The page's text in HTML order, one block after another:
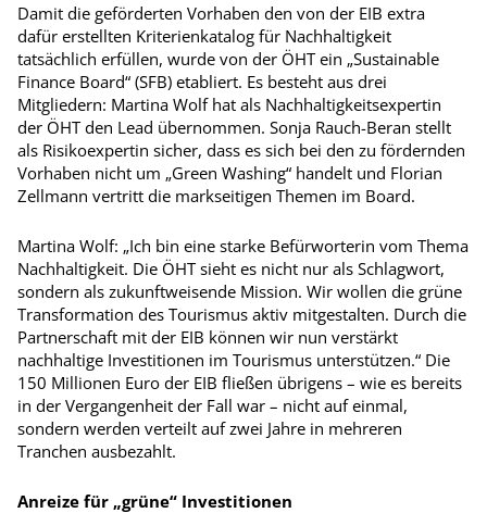
Damit die geförderten Vorhaben den von der EIB extra
dafür erstellten Kriterienkatalog für Nachhaltigkeit
tatsächlich erfüllen, wurde von der ÖHT ein „Sustainable
Finance Board“ (SFB) etabliert. Es besteht aus drei
Mitgliedern: Martina Wolf hat als Nachhaltigkeitsexpertin
der ÖHT den Lead übernommen. Sonja Rauch-Beran stellt
als Risiko­expertin sicher, dass es sich bei den zu fördernden
Vorhaben nicht um „Green Washing“ handelt und Florian
Zellmann vertritt die markseitigen Themen im Board.
Martina Wolf: „Ich bin eine starke Befürworterin vom Thema
Nachhaltigkeit. Die ÖHT sieht es nicht nur als Schlagwort,
sondern als zukunftweisende Mission. Wir wollen die grüne
Transformation des Tourismus aktiv mitgestalten. Durch die
Partnerschaft mit der EIB können wir nun verstärkt
nachhaltige Investitionen im Tourismus unterstützen.“ Die
150 Millionen Euro der EIB fließen übrigens – wie es bereits
in der Vergangenheit der Fall war – nicht auf einmal,
sondern werden verteilt auf zwei Jahre in mehreren
Tranchen ausbezahlt.
Anreize für „grüne“ Investitionen